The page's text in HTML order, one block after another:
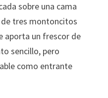
sobre una cama
de tres montoncitos
aporta un frescor de
sencillo, pero
como entrante